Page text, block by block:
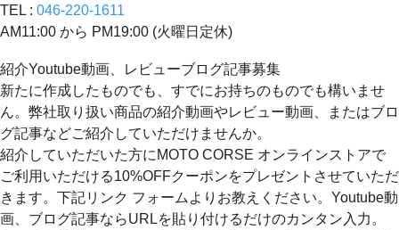
TEL : 046-220-1611
AM11:00 から PM19:00 (火曜日定休)
紹介Youtube動画、レビューブログ記事募集
新たに作成したものでも、すでにお持ちのものでも構いませ
ん。弊社取り扱い商品の紹介動画やレビュー動画、またはブロ
グ記事などご紹介していただけませんか。
紹介していただいた方にMOTO CORSE オンラインストアで
ご利用いただける10%OFFクーポンをプレゼントさせていただ
きます。下記リンク フォームよりお教えください。Youtube動
画、ブログ記事ならURLを貼り付けるだけのカンタン入力。